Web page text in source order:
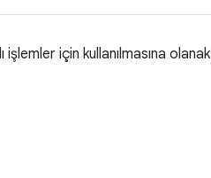
için kullanılmasına olanak